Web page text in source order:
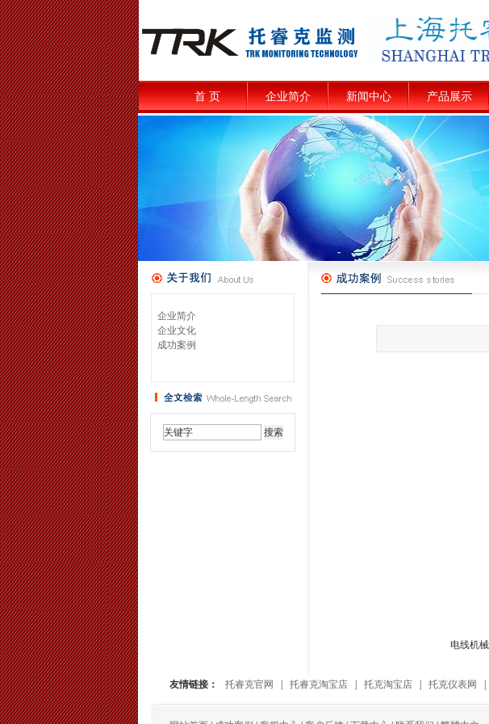
首 页 企业简介 新闻中心 产品展示
企业简介
企业文化
成功案例
电线机械排距
友情链接： 托睿克官网 托睿克淘宝店 托克淘宝店 托克仪表网